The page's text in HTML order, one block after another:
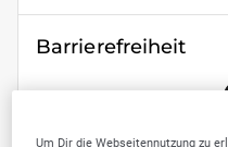
Barrierefreiheit
Um Dir die Webseitennutzung zu